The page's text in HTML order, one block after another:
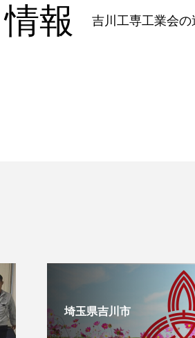
報 吉川工専工業会
埼玉県吉川市